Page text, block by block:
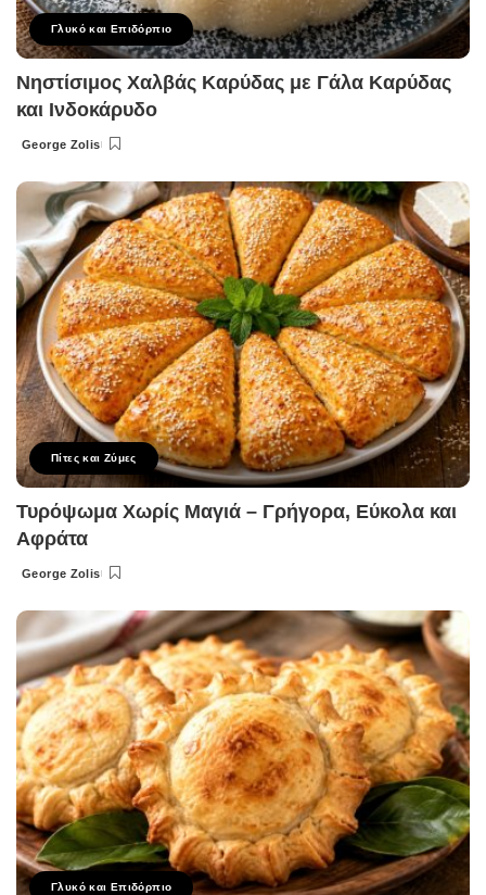
Γλυκό και Επιδόρπιο
Νηστίσιμος Χαλβάς Καρύδας με Γάλα Καρύδας
και Ινδοκάρυδο
Posted
George Zolis
Πίτες και Ζύμες
Τυρόψωμα Χωρίς Μαγιά – Γρήγορα, Εύκολα και
Αφράτα
Posted
George Zolis
Γλυκό και Επιδόρπιο